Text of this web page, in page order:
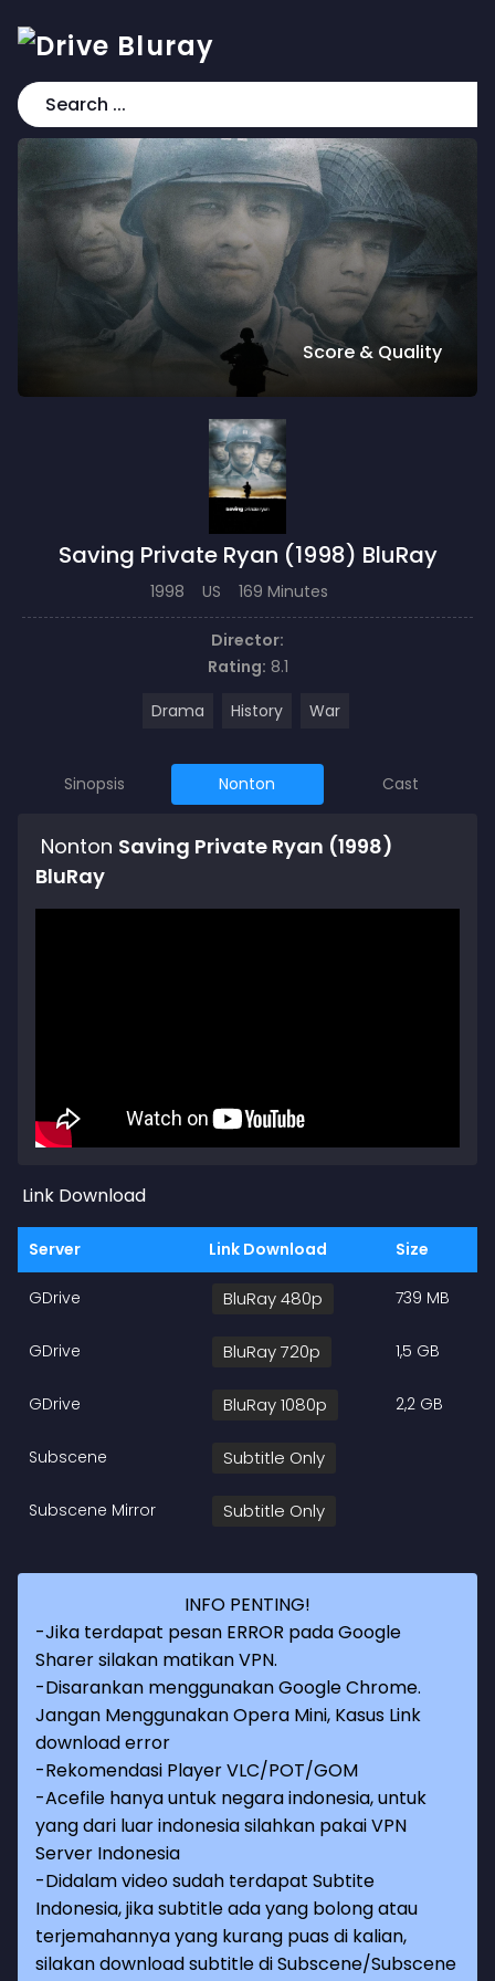
Score & Quality
Saving Private Ryan (1998) BluRay
1998 US 169 Minutes
Director:
Rating: 8.1
Drama
History War
Sinopsis Nonton Cast
Nonton Saving Private Ryan (1998)
BluRay
Link Download
Server Link Download Size
GDrive BluRay 480p 739 MB
GDrive BluRay 720p 1,5 GB
GDrive BluRay 1080p 2,2 GB
Subscene Subtitle Only
Subscene Mirror Subtitle Only
INFO PENTING!
-Jika terdapat pesan ERROR pada Google
Sharer silakan matikan VPN.
-Disarankan menggunakan Google Chrome.
Jangan Menggunakan Opera Mini, Kasus Link
download error
-Rekomendasi Player VLC/POT/GOM
-Acefile hanya untuk negara indonesia, untuk
yang dari luar indonesia silahkan pakai VPN
Server Indonesia
-Didalam video sudah terdapat Subtite
Indonesia, jika subtitle ada yang bolong atau
terjemahannya yang kurang puas di kalian,
silakan download subtitle di Subscene/Subscene